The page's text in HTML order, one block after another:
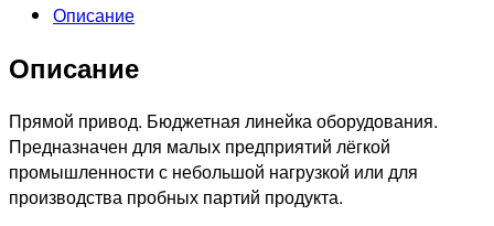
Описание
Описание
Прямой привод. Бюджетная линейка оборудования.
Предназначен для малых предприятий лёгкой
промышленности с небольшой нагрузкой или для
производства пробных партий продукта.